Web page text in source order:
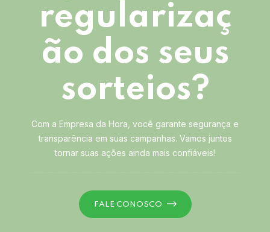
regularizaç
ão dos seus
sorteios?
Com a Empresa da Hora, você garante segurança e
transparência em suas campanhas. Vamos juntos
tornar suas ações ainda mais confiáveis!
FALE CONOSCO